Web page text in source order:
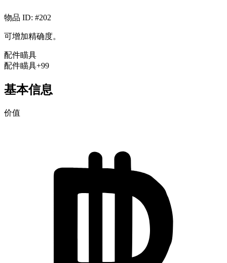
物品 ID: #202
可增加精确度。
配件瞄具
配件瞄具+99
基本信息
价值